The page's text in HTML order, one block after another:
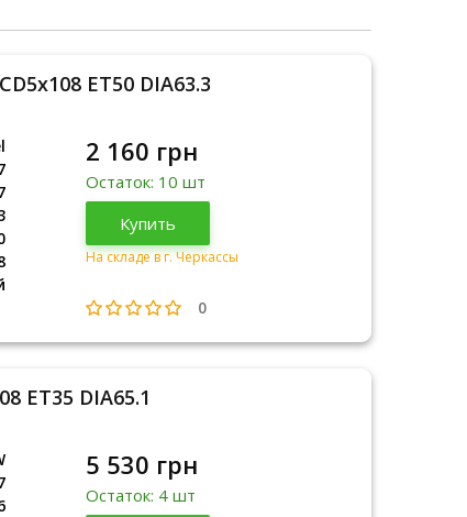
ET50 DIA63.3
2 160 грн
Остаток: 10 шт
Купить
На складе в г. Черкассы
0
ET35 DIA65.1
5 530 грн
Остаток: 4 шт